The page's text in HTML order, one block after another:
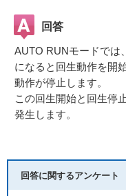
回答
AUTO RUNモードでは
になると回生動作を開
動作が停止します。
この回生開始と回生停
発生します。
回答に関するアンケート